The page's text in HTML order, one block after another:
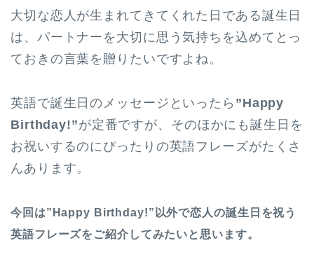
大切な恋人が生まれてきてくれた日である誕生日
は、パートナーを大切に思う気持ちを込めてとっ
ておきの言葉を贈りたいですよね。
英語で誕生日のメッセージといったら ”Happy
Birthday!”が定番ですが、そのほかにも誕生日を
お祝いするのにぴったりの英語フレーズがたくさ
んあります。
今回は”Happy Birthday!”以外で恋人の誕生日を祝う
英語フレーズをご紹介してみたいと思います。